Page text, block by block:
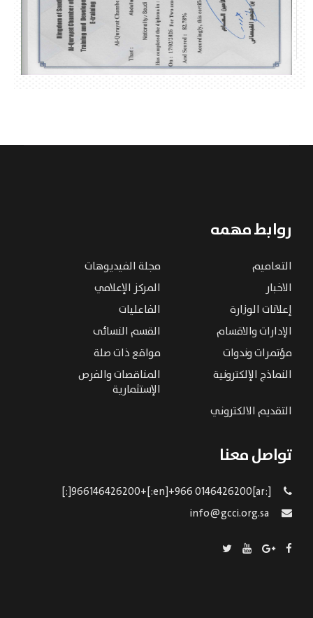
روابط مهمه
التعاميم
مجلة الفيديوهات
الاخبار
المركز الإعلامي
إعلانات الوزارة
الفاعليات
الإدارات والاقسام
القسم النسائى
مؤتمرات وندوات
مواقع ذات صلة
النماذج الإلكترونية
المناقصات والفرص
الإستثمارية
التقديم الالكتروني
تواصل معنا
[:ar]966146426200+[:en]+966 0146426200[:]